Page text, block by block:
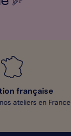
française
ateliers en France